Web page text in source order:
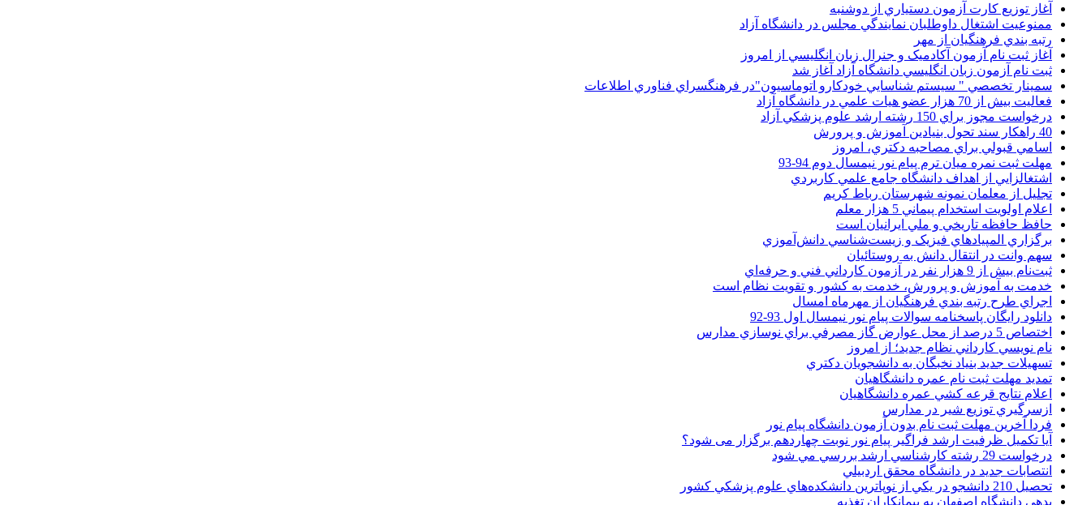
آغاز توزيع کارت آزمون دستياري از دوشنبه
ممنوعيت اشتغال داوطلبان نمايندگي مجلس در دانشگاه آزاد
رتبه بندي فرهنگيان از مهر
آغاز ثبت نام آزمون آکادميک و جنرال زبان انگليسي از امروز
ثبت نام آزمون زبان انگليسي دانشگاه آزاد آغاز شد
سمينار تخصصي " سيستم شناسايي خودکارو اتوماسيون"در فرهنگسراي فناوري اطلاعات
فعاليت بيش از 70 هزار عضو هيات علمي در دانشگاه آزاد
درخواست مجوز براي 150 رشته ارشد علوم پزشکي آزاد
40 راهکار سند تحول بنيادين آموزش و پرورش
اسامي قبولي براي مصاحبه دکتري، امروز
مهلت ثبت نمره میان ترم پیام نور نیمسال دوم 94-93
اشتغالزايي از اهداف دانشگاه جامع علمي کاربردي
تجليل از معلمان نمونه شهرستان رباط کريم
اعلام اولويت استخدام پيماني 5 هزار معلم
حافظ حافظه تاريخي و ملي ايرانيان است
برگزاري المپيادهاي فيزيک و زيست‌شناسي دانش‌آموزي
سهم وانت در انتقال دانش به روستائيان
ثبت‌نام بيش از 9 هزار نفر در آزمون کارداني فني و حرفه‌اي
خدمت به آموزش و پرورش، خدمت به کشور و تقويت نظام است
اجراي طرح رتبه بندي فرهنگيان از مهرماه امسال
دانلود رایگان پاسخنامه سوالات پیام نور نیمسال اول 93-92
اختصاص 5 درصد از محل عوارض گاز مصرفي براي نوسازي مدارس
نام نويسي کارداني نظام جديد؛ از امروز
تسهيلات جديد بنياد نخبگان به دانشجويان دکتري
تمديد مهلت ثبت نام عمره دانشگاهيان
اعلام نتايج قرعه کشي عمره دانشگاهيان
ازسرگيري توزيع شير در مدارس
فردا آخرین مهلت ثبت نام بدون آزمون دانشگاه پیام نور
آیا تکمیل ظرفیت ارشد فراگیر پیام نور نوبت چهاردهم برگزار می شود؟
درخواست 29 رشته کارشناسي ارشد بررسي مي شود
انتصابات جديد در دانشگاه محقق اردبيلي
تحصيل 210 دانشجو در يکي از نوپاترين دانشکده‌هاي علوم پزشکي کشور
بدهي دانشگاه اصفهان به پيمانکاران تغذيه